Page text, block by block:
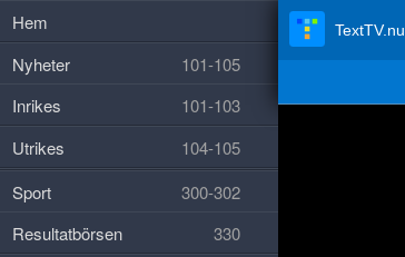
TextTV.nu
Hem
Nyheter
101-105
Inrikes
101-103
Utrikes
104-105
Sport
300-302
Resultatbörsen
330